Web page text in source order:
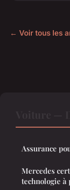
← Voir tous les
Assurance
Mercedes
technologie à